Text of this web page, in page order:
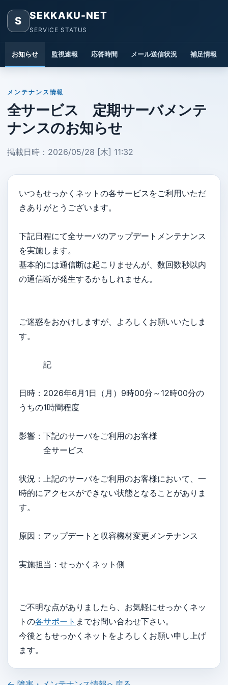
S SEKKAKU-NET
SERVICE STATUS
お知らせ 監視速報 応答時間 メール送信状況 補足情報
メンテナンス情報
全サービス 定期サーバメンテ
ナンスのお知らせ
掲載日時：2026/05/28 [木] 11:32
いつもせっかくネットの各サービスをご利用いただ
きありがとうございます。
下記日程にて全サーバのアップデートメンテナンス
を実施します。
基本的には通信断は起こりませんが、数回数秒以内
の通信断が発生するかもしれません。
ご迷惑をおかけしますが、よろしくお願いいたしま
す。
記
日時：2026年6月1日（月）9時00分～12時00分の
うちの1時間程度
影響：下記のサーバをご利用のお客様
全サービス
状況：上記のサーバをご利用のお客様において、一
時的にアクセスができない状態となることがありま
す。
原因：アップデートと収容機材変更メンテナンス
実施担当：せっかくネット側
ご不明な点がありましたら、お気軽にせっかくネッ
トの各サポート までお問い合わせ下さい。
今後ともせっかくネットをよろしくお願い申し上げ
ます。